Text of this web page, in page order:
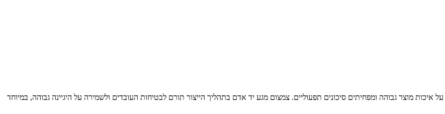
איכות מוצר גבוהה ומפחיתים סיכונים תפעוליים. צמצום מגע יד אדם בתהליך הייצור תורם לבטיחות העובדים ולשמירה על היגיינה גבוהה, במיוחד